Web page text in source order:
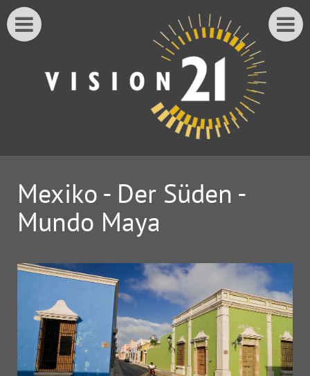
Mexiko - Der Süden -
Mundo Maya